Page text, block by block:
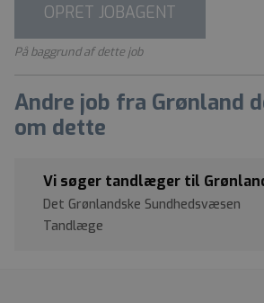
OPRET JOBAGENT
På baggrund af dette job
Andre job fra Grønland
om dette
Vi søger tandlæger til
Det Grønlandske Sundhedsvæsen
Tandlæge